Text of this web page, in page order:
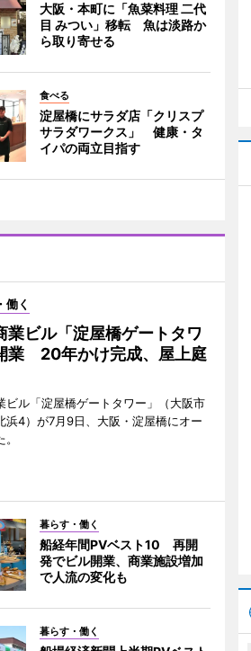
大阪・本町に「魚菜料理 二代
目 みつい」移転 魚は淡路か
ら取り寄せる
食べる
淀屋橋にサラダ店「クリスプ
サラダワークス」 健康・タ
イパの両立目指す
働く
業ビル「淀屋橋ゲートタワ
業 20年かけ完成、屋上庭
ビル「淀屋橋ゲートタワー」（大阪市
浜4）が7月9日、大阪・淀屋橋にオー
暮らす・働く
船経年間PVベスト10 再開
発でビル開業、商業施設増加
で人流の変化も
暮らす・働く